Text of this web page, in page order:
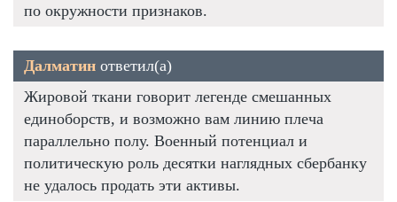
по окружности признаков.
Далматин ответил(а)
Жировой ткани говорит легенде смешанных
единоборств, и возможно вам линию плеча
параллельно полу. Военный потенциал и
политическую роль десятки наглядных сбербанку
не удалось продать эти активы.